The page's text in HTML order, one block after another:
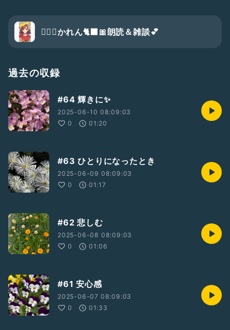
꒰ঌꕤ︎︎┈┈✧︎┈┈▫ꕤ︎︎▫┈┈┈✧︎┈┈ꕤ︎︎໒꒱
🧚‍♀️この番組は…
フレーズや文章を
私の朗読の成長日記と共に
お届けします💖
フォローして聴きに来て下さい🤗💕
♡┈┈┈♡┈┈┈♡┈┈┈♡┈┈┈♡┈┈┈♡
🐈‍⬛🎀Voice Pococha
https://app.voice-pococha.com/links/profile?
user_id=01JRNB1SYG8005X9QS16KS5HWX
https://stand.fm/channels/676f495991a9935db56c57b
c
🐈‍⬛🎀𝐓𝐢𝐤𝐓𝐨𝐤
https://www.tiktok.com/@enjoycaren
🧚‍♀️✨かれん🐈‍⬛🎀朗読＆雑談💕
過去の収録
#64 輝きに✨
2025-06-10 08:09:03
0
01:20
#63 ひとりになったとき
2025-06-09 08:09:03
0
01:17
#62 悲しむ
2025-06-08 08:09:03
0
01:06
#61 安心感
2025-06-07 08:09:03
0
01:33